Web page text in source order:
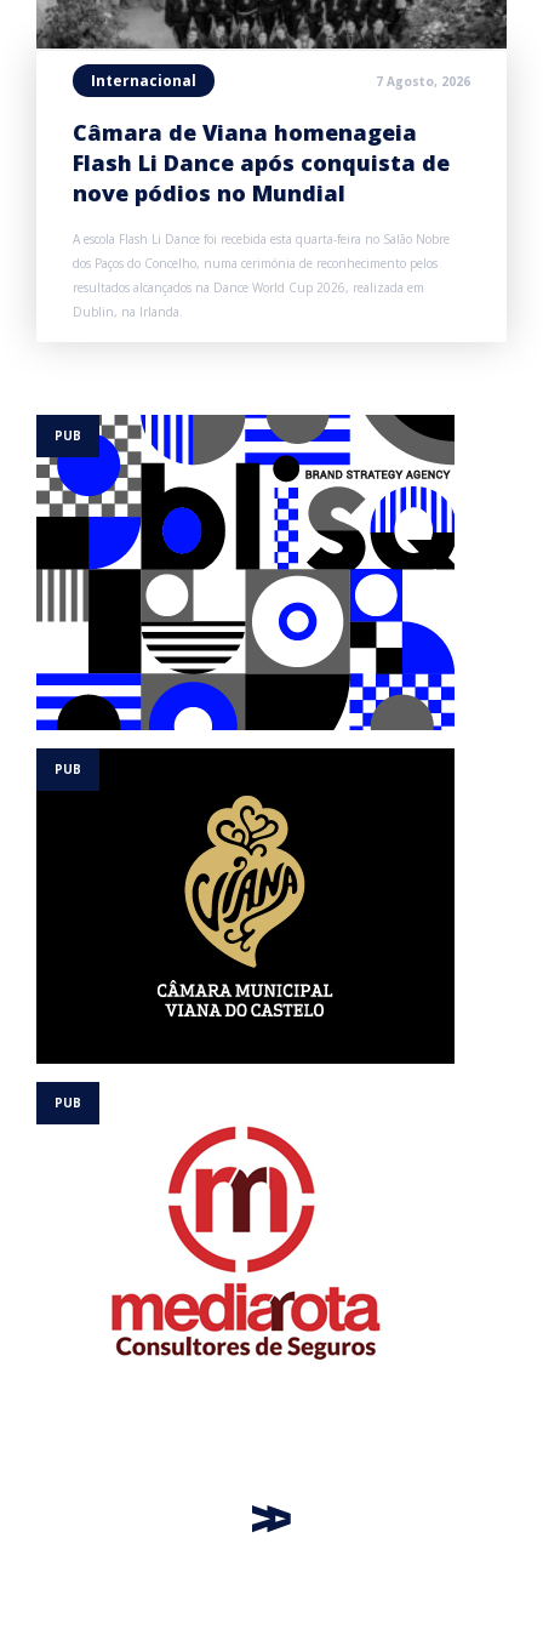
Internacional 7 Agosto, 2026
Câmara de Viana homenageia
Flash Li Dance após conquista de
nove pódios no Mundial
A escola Flash Li Dance foi recebida esta quarta-feira no Salão Nobre
dos Paços do Concelho, numa cerimónia de reconhecimento pelos
resultados alcançados na Dance World Cup 2026, realizada em
Dublin, na Irlanda.